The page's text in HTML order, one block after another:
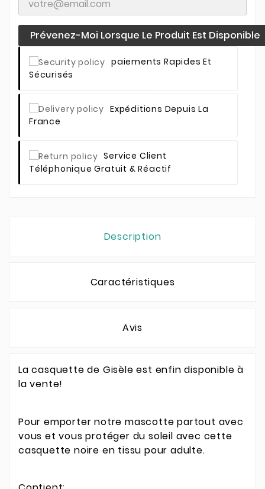
Prévenez-Moi Lorsque Le Produit Est Disponible
Paiements Rapides Et
Sécurisés
Expéditions Depuis La
France
Service Client
Téléphonique Gratuit & Réactif
Description
Caractéristiques
Avis
La casquette de Gisèle est enfin disponible à
la vente!
Pour emporter notre mascotte partout avec
vous et vous protéger du soleil avec cette
casquette noire en tissu pour adulte.